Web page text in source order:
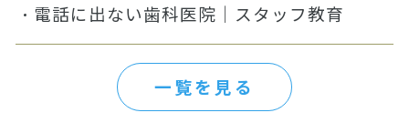
電話に出ない歯科医院｜スタッフ教育
一覧を見る